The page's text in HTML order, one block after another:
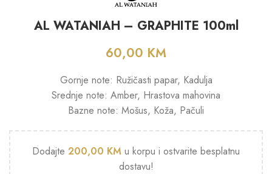
AL WATANIAH – GRAPHITE 100ml
60,00 KM
Gornje note: Ružičasti papar, Kadulja
Srednje note: Amber, Hrastova mahovina
Bazne note: Mošus, Koža, Pačuli
Dodajte 200,00 KM u korpu i ostvarite besplatnu
dostavu!